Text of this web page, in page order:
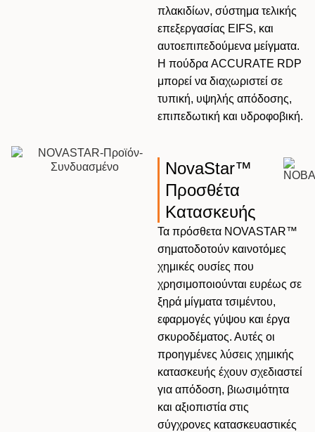
πλακιδίων, σύστημα τελικής
επεξεργασίας EIFS, και
αυτοεπιπεδούμενα μείγματα.
Η πούδρα ACCURATE RDP
μπορεί να διαχωριστεί σε
τυπική, υψηλής απόδοσης,
επιπεδωτική και υδροφοβική.
NovaStar™
Προσθέτα
Κατασκευής
Τα πρόσθετα NOVASTAR™
σηματοδοτούν καινοτόμες
χημικές ουσίες που
χρησιμοποιούνται ευρέως σε
ξηρά μίγματα τσιμέντου,
εφαρμογές γύψου και έργα
σκυροδέματος. Αυτές οι
προηγμένες λύσεις χημικής
κατασκευής έχουν σχεδιαστεί
για απόδοση, βιωσιμότητα
και αξιοπιστία στις
σύγχρονες κατασκευαστικές